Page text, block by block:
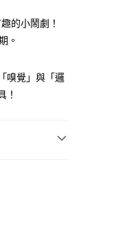
須另外申請。
大哥付的交易
認付款後即
所載為準。
訂單將自動取
統評分，恕
讓您購物簡單
先享後
透過四大超商
的小鬧劇！
。
嗅覺」與「邏
！